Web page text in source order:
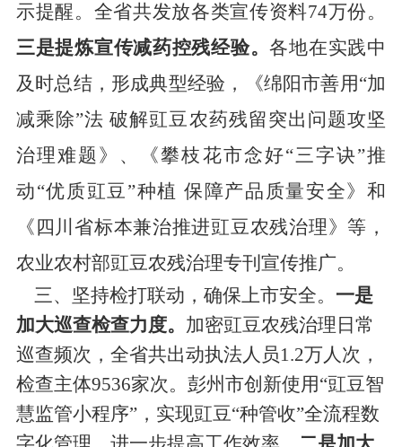
示提醒。 全省共发放各类宣传资料74万份。
三是提炼宣传减药控残经验。各地在实践中
及时总结，形成典型经验，《绵阳市善用“加
减乘除”法 破解豇豆农药残留突出问题攻坚
治理难题》、《攀枝花市念好“三字诀”推
动“优质豇豆”种植 保障产品质量安全》和
《四川省标本兼治推进豇豆农残治理》等 ，
农业农村部豇豆农残治理专刊宣传推广。
三、坚持检打联动，确保上市安全。 一是
加大巡查检查力度。 加密豇豆农残治理日常
巡查频次，全省共出动执法人员1.2万人次，
检查主体9536家次。 彭州市创新使用“豇豆智
慧监管小程序”，实现豇豆“种管收”全流程数